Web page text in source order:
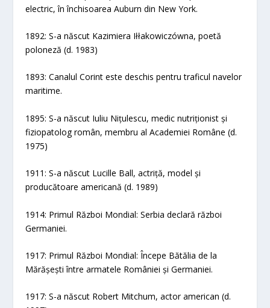
electric, în închisoarea Auburn din New York.
1892: S-a născut Kazimiera Iłłakowiczówna, poetă
poloneză (d. 1983)
1893: Canalul Corint este deschis pentru traficul navelor
maritime.
1895: S-a născut Iuliu Nițulescu, medic nutriționist și
fiziopatolog român, membru al Academiei Române (d.
1975)
1911: S-a născut Lucille Ball, actriță, model și
producătoare americană (d. 1989)
1914: Primul Război Mondial: Serbia declară război
Germaniei.
1917: Primul Război Mondial: Începe Bătălia de la
Mărășești între armatele României și Germaniei.
1917: S-a născut Robert Mitchum, actor american (d.